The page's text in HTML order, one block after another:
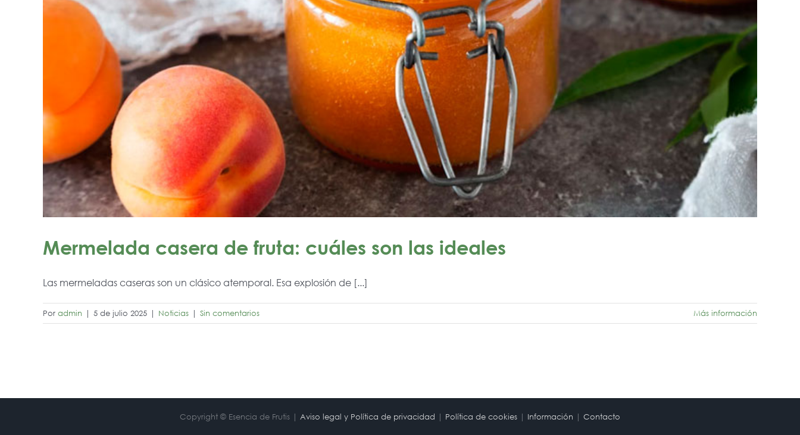
Mermelada casera de fruta: cuáles son las ideales
Las mermeladas caseras son un clásico atemporal. Esa explosión de [...]
Por admin | 5 de julio 2025 | Noticias | Sin comentarios Más información
Copyright © Esencia de Frutis | Aviso legal y Política de privacidad | Política de cookies | Información | Contacto